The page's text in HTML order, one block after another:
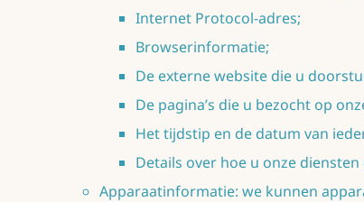
Internet Protocol-adres;
Browserinformatie;
De externe website die u
De pagina’s die u bezocht op
Het tijdstip en de datum van
Details over hoe u onze
Apparaatinformatie: we kunnen